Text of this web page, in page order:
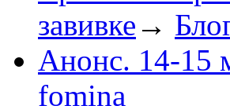
завивке →
Анонс. 14-15
fomina